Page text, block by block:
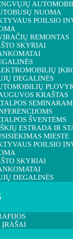
NUOMA
POILSIO
REMONTAS
SKYRIAI
DEGALINĖS
KRAŠTAS
ŠVENTĖMS
ESTRADA IR
MIESTE
POILSIO
SKYRIAI
DEGALINĖS
ĮRAŠAI